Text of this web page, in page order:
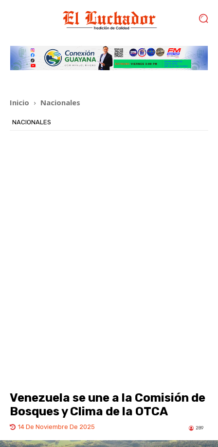
Inicio Nacionales
NACIONALES
Venezuela se une a la Comisión de
Bosques y Clima de la OTCA
14 De Noviembre De 2025 289